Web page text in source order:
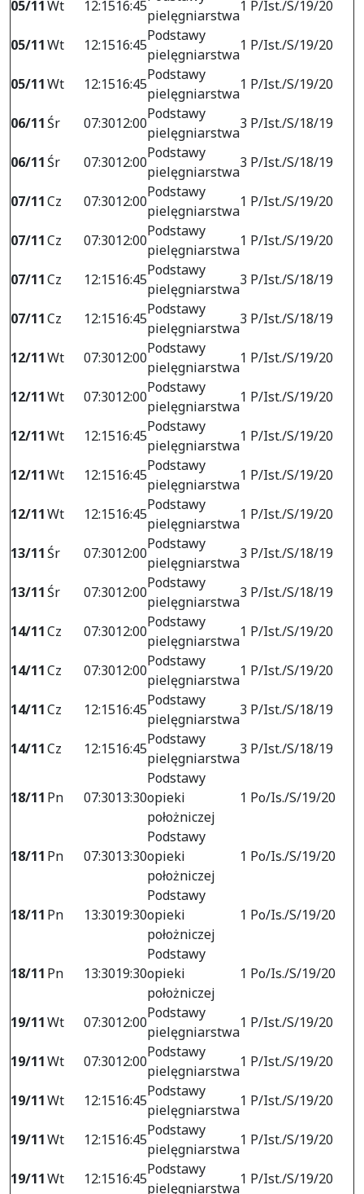
05/11Wt 12:1516:45
pielęgniarstwa
1 P/Ist./S/19/20
05/11Wt 12:1516:45
Podstawy
pielęgniarstwa
1 P/Ist./S/19/20
05/11Wt 12:1516:45
Podstawy
pielęgniarstwa
1 P/Ist./S/19/20
06/11Śr 07:3012:00
Podstawy
pielęgniarstwa
3 P/Ist./S/18/19
06/11Śr 07:3012:00
Podstawy
pielęgniarstwa
3 P/Ist./S/18/19
07/11Cz 07:3012:00
Podstawy
pielęgniarstwa
1 P/Ist./S/19/20
07/11Cz 07:3012:00
Podstawy
pielęgniarstwa
1 P/Ist./S/19/20
07/11Cz 12:1516:45
Podstawy
pielęgniarstwa
3 P/Ist./S/18/19
07/11Cz 12:1516:45
Podstawy
pielęgniarstwa
3 P/Ist./S/18/19
12/11Wt 07:3012:00
Podstawy
pielęgniarstwa
1 P/Ist./S/19/20
12/11Wt 07:3012:00
Podstawy
pielęgniarstwa
1 P/Ist./S/19/20
12/11Wt 12:1516:45
Podstawy
pielęgniarstwa
1 P/Ist./S/19/20
12/11Wt 12:1516:45
Podstawy
pielęgniarstwa
1 P/Ist./S/19/20
12/11Wt 12:1516:45
Podstawy
pielęgniarstwa
1 P/Ist./S/19/20
13/11Śr 07:3012:00
Podstawy
pielęgniarstwa
3 P/Ist./S/18/19
13/11Śr 07:3012:00
Podstawy
pielęgniarstwa
3 P/Ist./S/18/19
14/11Cz 07:3012:00
Podstawy
pielęgniarstwa
1 P/Ist./S/19/20
14/11Cz 07:3012:00
Podstawy
pielęgniarstwa
1 P/Ist./S/19/20
14/11Cz 12:1516:45
Podstawy
pielęgniarstwa
3 P/Ist./S/18/19
14/11Cz 12:1516:45
Podstawy
pielęgniarstwa
3 P/Ist./S/18/19
18/11 Pn 07:3013:30
Podstawy
opieki
położniczej
1 Po/Is./S/19/20
18/11 Pn 07:3013:30
Podstawy
opieki
położniczej
1 Po/Is./S/19/20
18/11 Pn 13:3019:30
Podstawy
opieki
położniczej
1 Po/Is./S/19/20
18/11 Pn 13:3019:30
Podstawy
opieki
położniczej
1 Po/Is./S/19/20
19/11Wt 07:3012:00
Podstawy
pielęgniarstwa
1 P/Ist./S/19/20
19/11Wt 07:3012:00
Podstawy
pielęgniarstwa
1 P/Ist./S/19/20
19/11Wt 12:1516:45
Podstawy
pielęgniarstwa
1 P/Ist./S/19/20
19/11Wt 12:1516:45
Podstawy
pielęgniarstwa
1 P/Ist./S/19/20
19/11Wt 12:1516:45
Podstawy
pielęgniarstwa
1 P/Ist./S/19/20